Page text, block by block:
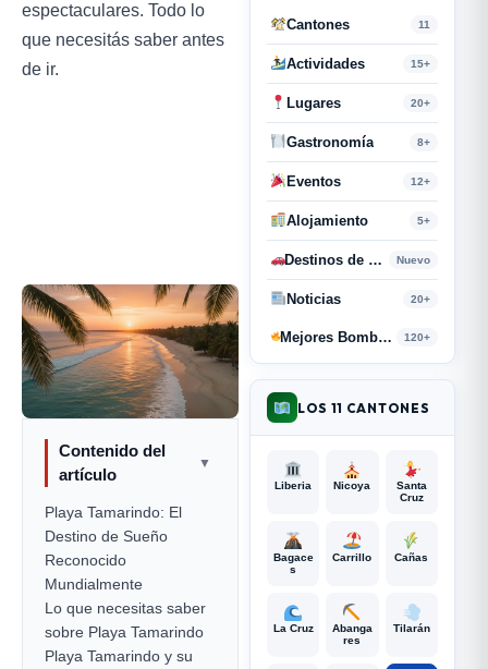
espectaculares. Todo lo
que necesitás saber antes
de ir.
Contenido del
artículo
▼
Playa Tamarindo: El
Destino de Sueño
Reconocido
Mundialmente
Lo que necesitas saber
sobre Playa Tamarindo
Playa Tamarindo y su
Cantones 11
Actividades 15+
Lugares 20+
Gastronomía 8+
Eventos 12+
Alojamiento 5+
Destinos de Paso Nuevo
Noticias 20+
Mejores Bombas y Retahílas 120+
LOS 11 CANTONES
Liberia Nicoya
Santa
Cruz
Bagace
s
Carrillo Cañas
La Cruz
Abanga
res
Tilarán